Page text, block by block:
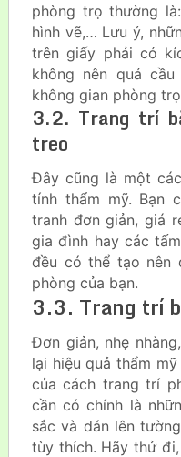
phòng trọ thường
hình vẽ,… Lưu ý,
trên giấy phải có
không nên quá
không gian phòng
3.2. Trang trí
treo
Đây cũng là một
tính thẩm mỹ. Bạn
tranh đơn giản, giá
gia đình hay các
đều có thể tạo nên
phòng của bạn.
3.3. Trang trí
Đơn giản, nhẹ
lại hiệu quả thẩm
của cách trang trí
cần có chính là
sắc và dán lên
tùy thích. Hãy thử